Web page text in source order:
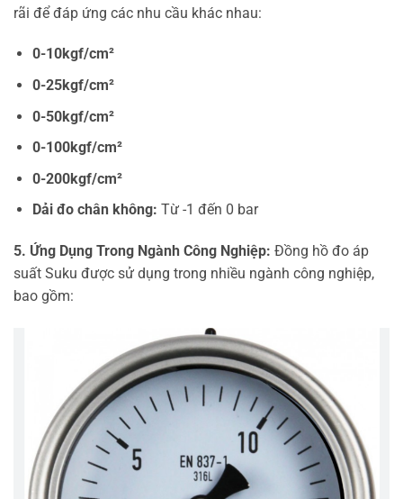
rãi để đáp ứng các nhu cầu khác nhau:
0-10kgf/cm²
0-25kgf/cm²
0-50kgf/cm²
0-100kgf/cm²
0-200kgf/cm²
Dải đo chân không: Từ -1 đến 0 bar
5. Ứng Dụng Trong Ngành Công Nghiệp: Đồng hồ đo áp
suất Suku được sử dụng trong nhiều ngành công nghiệp,
bao gồm: